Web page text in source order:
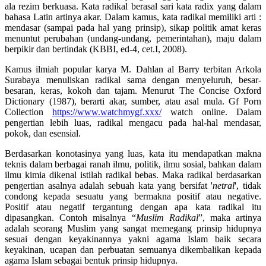
ala rezim berkuasa. Kata radikal berasal sari kata radix yang dalam
bahasa Latin artinya akar. Dalam kamus, kata radikal memiliki arti :
mendasar (sampai pada hal yang prinsip), sikap politik amat keras
menuntut perubahan (undang-undang, pemerintahan), maju dalam
berpikir dan bertindak (KBBI, ed-4, cet.I, 2008).
Kamus ilmiah popular karya M. Dahlan al Barry terbitan Arkola
Surabaya menuliskan radikal sama dengan menyeluruh, besar-
besaran, keras, kokoh dan tajam. Menurut The Concise Oxford
Dictionary (1987), berarti akar, sumber, atau asal mula. Gf Porn
Collection https://www.watchmygf.xxx/watch online. Dalam
pengertian lebih luas, radikal mengacu pada hal-hal mendasar,
pokok, dan esensial.
Berdasarkan konotasinya yang luas, kata itu mendapatkan makna
teknis dalam berbagai ranah ilmu, politik, ilmu sosial, bahkan dalam
ilmu kimia dikenal istilah radikal bebas. Maka radikal berdasarkan
pengertian asalnya adalah sebuah kata yang bersifat 'netral', tidak
condong kepada sesuatu yang bermakna positif atau negative.
Positif atau negatif tergantung dengan apa kata radikal itu
dipasangkan. Contoh misalnya “Muslim Radikal”, maka artinya
adalah seorang Muslim yang sangat memegang prinsip hidupnya
sesuai dengan keyakinannya yakni agama Islam baik secara
keyakinan, ucapan dan perbuatan semuanya dikembalikan kepada
agama Islam sebagai bentuk prinsip hidupnya.